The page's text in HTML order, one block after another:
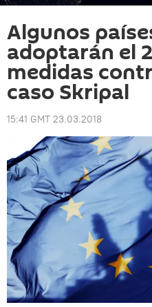
Algunos
adoptarán el
medidas
caso Skripal
15:41 GMT 23.03.2018